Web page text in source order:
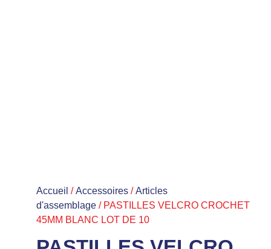
Accueil /Accessoires /Articles
d'assemblage / PASTILLES VELCRO CROCHET
45MM BLANC LOT DE 10